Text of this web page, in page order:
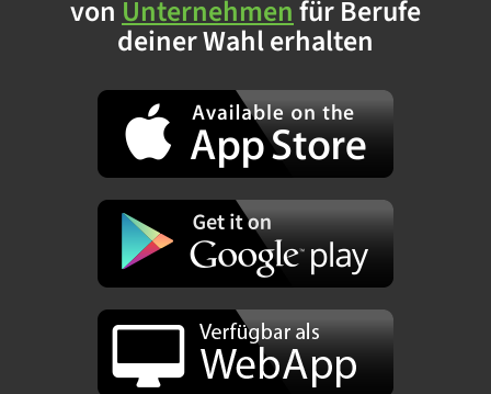
von Unternehmenfür Berufe
deiner Wahl erhalten